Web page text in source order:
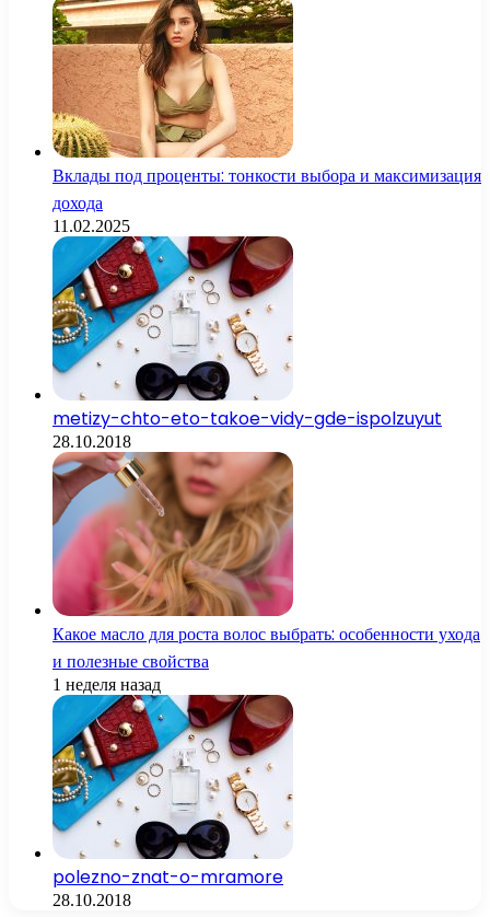
Вклады под проценты: тонкости выбора и максимизация
дохода
11.02.2025
metizy-chto-eto-takoe-vidy-gde-ispolzuyut
28.10.2018
Какое масло для роста волос выбрать: особенности ухода
и полезные свойства
1 неделя назад
polezno-znat-o-mramore
28.10.2018